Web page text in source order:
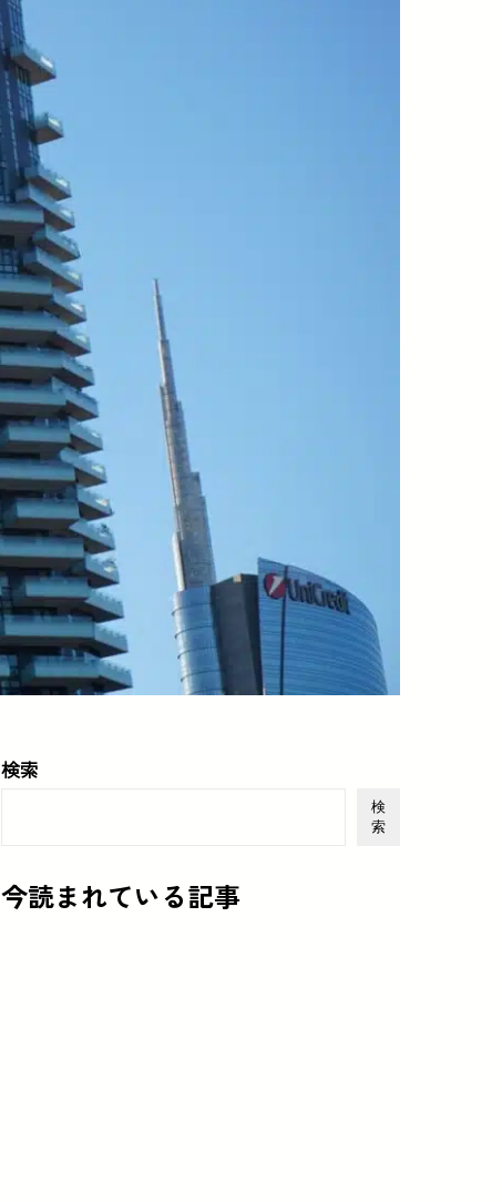
検索
検
索
今読まれている記事